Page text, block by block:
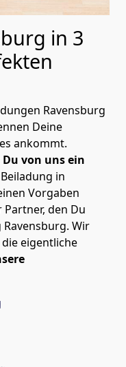
in 3
Ravensburg
Deine
ankommt.
von uns ein
in
Vorgaben
den Du
Wir
eigentliche